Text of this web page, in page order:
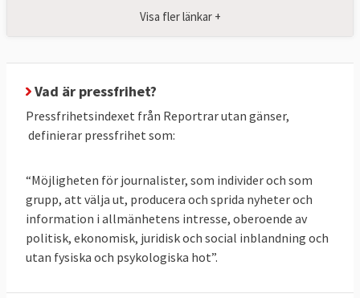
Cypern och Bulgarien.
sämst pressfrihet återfinns Ryssland,
Azerbajdzjan, Belarus och Turkiet .
Visa fler länkar +
Vad är pressfrihet?
Pressfrihetsindexet från Reportrar utan gänser,
definierar pressfrihet som:
“Möjligheten för journalister, som individer och som
grupp, att välja ut, producera och sprida nyheter och
information i allmänhetens intresse, oberoende av
politisk, ekonomisk, juridisk och social inblandning och
utan fysiska och psykologiska hot”.